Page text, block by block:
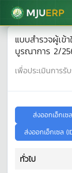
มหาวิทยาลัยแม่โจ้
แบบสำรวจผู้เข้
บูรณาการ 2/
เพื่อประเมินการ
ทั่วไป